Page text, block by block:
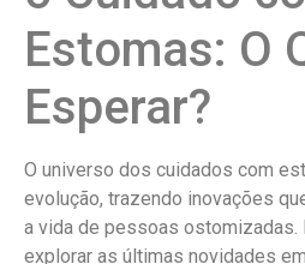
Estomas: O
Esperar?
O universo dos cuidados com
evolução, trazendo inovações
a vida de pessoas ostomizadas.
explorar as últimas novidades